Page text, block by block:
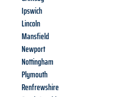
Ipswich
Lincoln
Mansfield
Newport
Nottingham
Plymouth
Renfrewshire